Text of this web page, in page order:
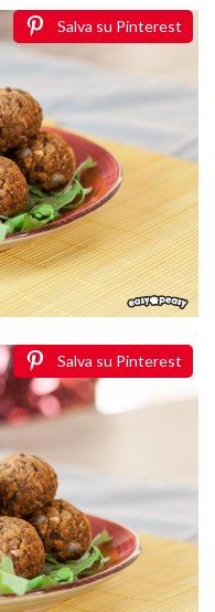
Salva su Pinterest
Salva su Pinterest